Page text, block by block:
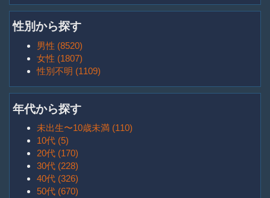
性別から探す
男性 (8520)
女性 (1807)
性別不明 (1109)
年代から探す
未出生〜10歳未満 (110)
10代 (5)
20代 (170)
30代 (228)
40代 (326)
50代 (670)